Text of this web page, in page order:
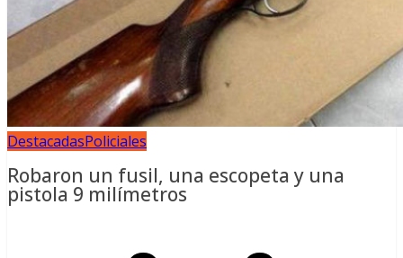
DestacadasPoliciales
Robaron un fusil, una escopeta y una
pistola 9 milímetros